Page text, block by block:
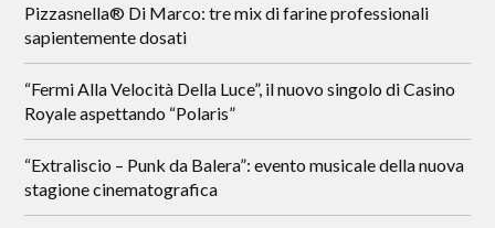
Pizzasnella® Di Marco: tre mix di farine professionali
sapientemente dosati
“Fermi Alla Velocità Della Luce”, il nuovo singolo di Casino
Royale aspettando “Polaris”
“Extraliscio – Punk da Balera”: evento musicale della nuova
stagione cinematografica